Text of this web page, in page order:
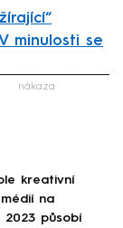
minulosti se
nákaza
kreativní
na
působí